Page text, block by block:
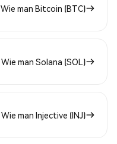
Wie man Bitcoin (BTC)
Wie man Solana (SOL)
Wie man Injective (INJ)